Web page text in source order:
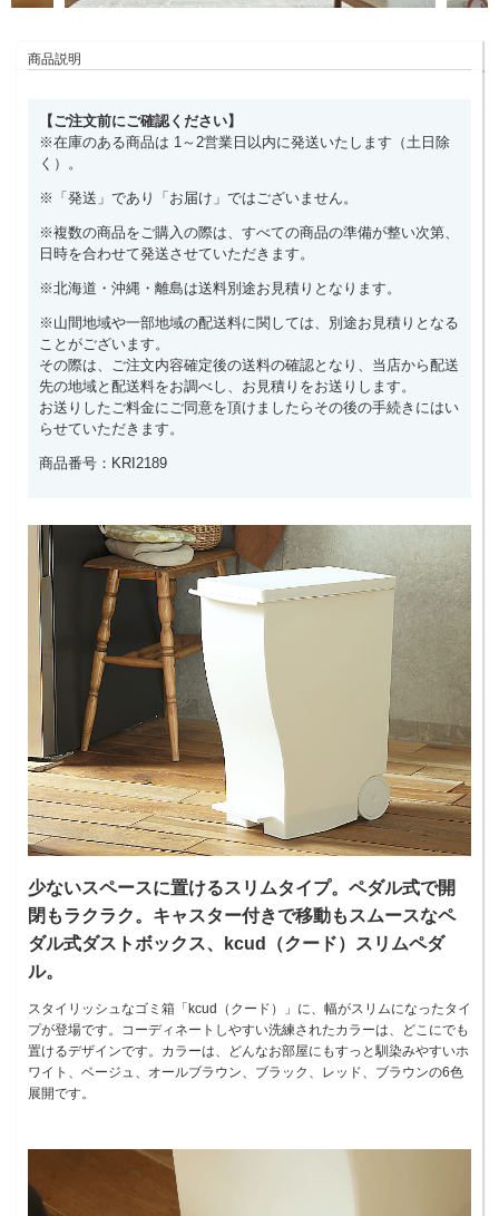
商品説明
【ご注文前にご確認ください】
※在庫のある商品は 1～2営業日以内に発送いたします（土日除
く）。
※「発送」であり「お届け」ではございません。
※複数の商品をご購入の際は、すべての商品の準備が整い次第、
日時を合わせて発送させていただきます。
※北海道・沖縄・離島は送料別途お見積りとなります。
※山間地域や一部地域の配送料に関しては、別途お見積りとなる
ことがございます。
その際は、ご注文内容確定後の送料の確認となり、当店から配送
先の地域と配送料をお調べし、お見積りをお送りします。
お送りしたご料金にご同意を頂けましたらその後の手続きにはい
らせていただきます。
商品番号：KRI2189
少ないスペースに置けるスリムタイプ。ペダル式で開
閉もラクラク。キャスター付きで移動もスムースなペ
ダル式ダストボックス、kcud（クード）スリムペダ
ル。
スタイリッシュなゴミ箱「kcud（クード）」に、幅がスリムになったタイ
プが登場です。コーディネートしやすい洗練されたカラーは、どこにでも
置けるデザインです。カラーは、どんなお部屋にもすっと馴染みやすいホ
ワイト、ベージュ、オールブラウン、ブラック、レッド、ブラウンの6色
展開です。